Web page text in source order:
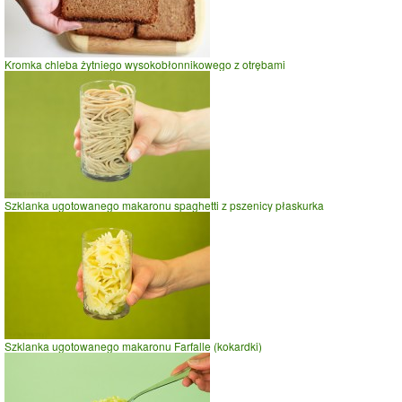
Kromka chleba żytniego wysokobłonnikowego z otrębami
Szklanka ugotowanego makaronu spaghetti z pszenicy płaskurka
Szklanka ugotowanego makaronu Farfalle (kokardki)